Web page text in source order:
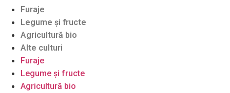
Furaje
Legume şi fructe
Agricultură bio
Alte culturi
Furaje
Legume şi fructe
Agricultură bio